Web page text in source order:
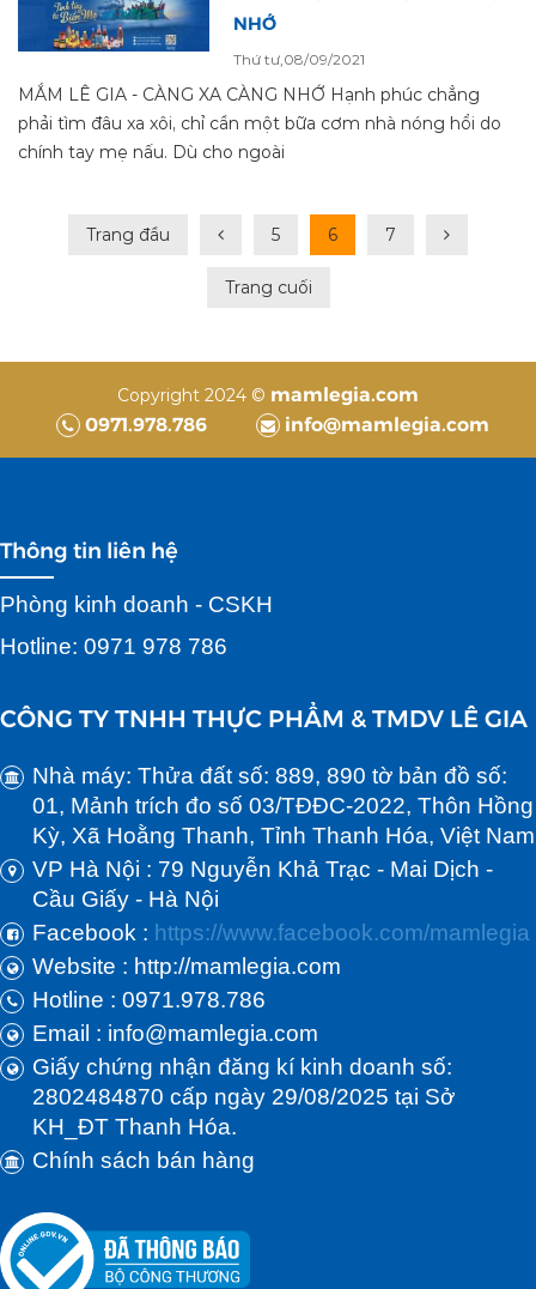
NHỚ
Thứ tư,08/09/2021
MẮM LÊ GIA - CÀNG XA CÀNG NHỚ Hạnh phúc chẳng
phải tìm đâu xa xôi, chỉ cần một bữa cơm nhà nóng hổi do
chính tay mẹ nấu. Dù cho ngoài
Trang đầu 5 6 7
Trang cuối
Copyright 2024 © mamlegia.com
0971.978.786
info@mamlegia.com
Thông tin liên hệ
Phòng kinh doanh - CSKH
Hotline: 0971 978 786
CÔNG TY TNHH THỰC PHẨM & TMDV LÊ GIA
Nhà máy: Thửa đất số: 889, 890 tờ bản đồ số:
01, Mảnh trích đo số 03/TĐĐC-2022, Thôn Hồng
Kỳ, Xã Hoằng Thanh, Tỉnh Thanh Hóa, Việt Nam
VP Hà Nội : 79 Nguyễn Khả Trạc - Mai Dịch -
Cầu Giấy - Hà Nội
Facebook : https://www.facebook.com/mamlegia
Website : http://mamlegia.com
Hotline : 0971.978.786
Email : info@mamlegia.com
Giấy chứng nhận đăng kí kinh doanh số:
2802484870 cấp ngày 29/08/2025 tại Sở
KH_ĐT Thanh Hóa.
Chính sách bán hàng